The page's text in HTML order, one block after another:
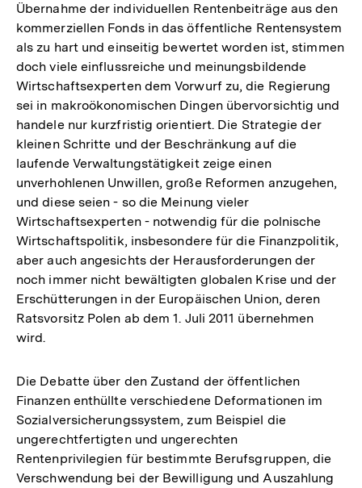
Übernahme der individuellen Rentenbeiträge aus den
kommerziellen Fonds in das öffentliche Rentensystem
als zu hart und einseitig bewertet worden ist, stimmen
doch viele einflussreiche und meinungsbildende
Wirtschaftsexperten dem Vorwurf zu, die Regierung
sei in makroökonomischen Dingen übervorsichtig und
handele nur kurzfristig orientiert. Die Strategie der
kleinen Schritte und der Beschränkung auf die
laufende Verwaltungstätigkeit zeige einen
unverhohlenen Unwillen, große Reformen anzugehen,
und diese seien - so die Meinung vieler
Wirtschaftsexperten - notwendig für die polnische
Wirtschaftspolitik, insbesondere für die Finanzpolitik,
aber auch angesichts der Herausforderungen der
noch immer nicht bewältigten globalen Krise und der
Erschütterungen in der Europäischen Union, deren
Ratsvorsitz Polen ab dem 1. Juli 2011 übernehmen
wird.
Die Debatte über den Zustand der öffentlichen
Finanzen enthüllte verschiedene Deformationen im
Sozialversicherungssystem, zum Beispiel die
ungerechtfertigten und ungerechten
Rentenprivilegien für bestimmte Berufsgruppen, die
Verschwendung bei der Bewilligung und Auszahlung